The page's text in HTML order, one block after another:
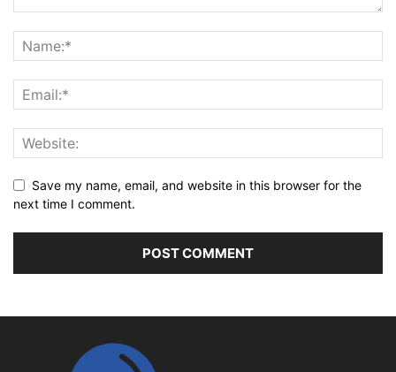
Save my name, email, and website in this browser for the
next time I comment.